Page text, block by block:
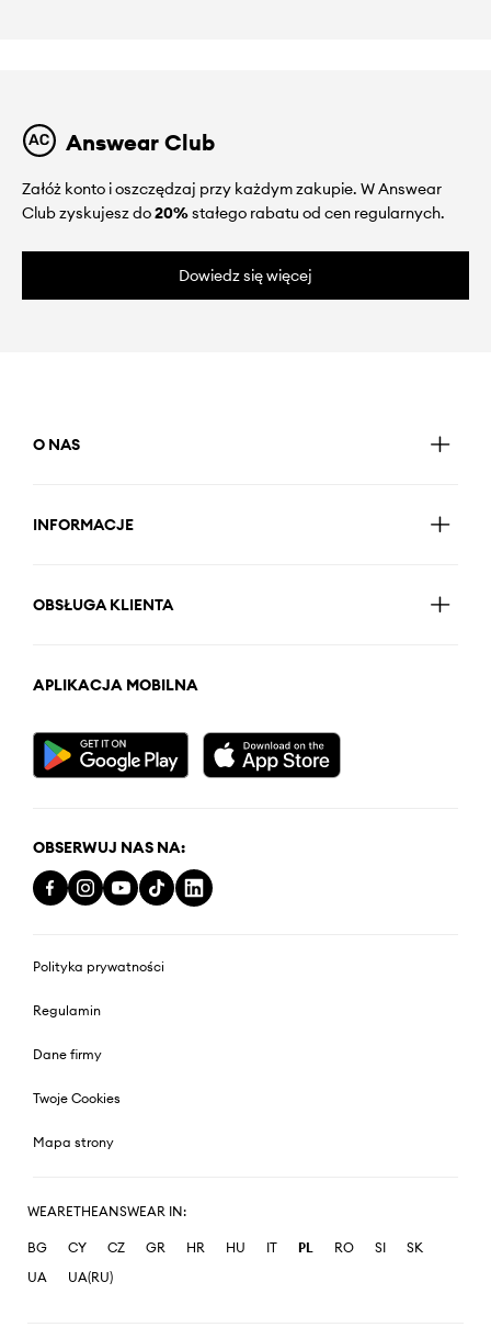
Answear Club
Załóż konto i oszczędzaj przy każdym zakupie. W Answear
Club zyskujesz do20%stałego rabatu od cen regularnych.
Dowiedz się więcej
O NAS
INFORMACJE
OBSŁUGA KLIENTA
APLIKACJA MOBILNA
OBSERWUJ NAS NA:
Polityka prywatności
Regulamin
Dane firmy
Twoje Cookies
Mapa strony
WEARETHEANSWEAR IN:
BG CY CZ GR HR HU IT PL RO SI
SK
UA
UA(RU)